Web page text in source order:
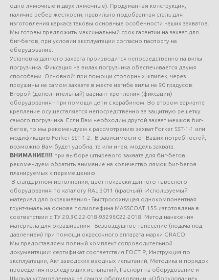
одно лямочные и двух лямочные). Продуманная конструкция,
наличие ребер жесткости, правильно подобранная сталь для
изготовления каркаса таковы основные особенности наших захватов.
Мы готовы предложить максимальный срок гарантии на захват для
биг-бегов, при условии эксплуатации согласно паспорту на
оборудование.
Установка данного захвата производится непосредственно на вилы
погрузчика. Фиксация на вилах погрузчика обеспечивается двумя
способами. Основной: при помощи стопорных шпилек, через
проушины на самом захвате в месте изгиба вилы на 90 градусов.
Второй (дополнительный) вариант крепления (фиксации)
оборудования - при помощи цепи с карабином. Во втором варианте
крепление осуществляется непосредственно за защитную решетку
самого погрузчика. Если Вам необходим другой захват мешков биг-
бегов, то мы рекомендуем к рассмотрению захват Forker SST-1-1 или
модификацию Forker SST-1-2. В зависимости от Ваших потребностей,
возможно Вам будет удобна, та или иная, модель захвата.
ВНИМАНИЕ!!!! при выборе штыревого захвата для биг-бегов
рекомендуем обратить внимание на количество лямок биг-бегов
планируемых к перемещению.
В стандартном исполнении, цвет покраски данного навесного
оборудования по каталогу RAL 3011 (красный). Используемый
материал для окрашивания - Быстросохнущая однокомпонентная
грунт-эмаль на основе полиолефина MASSCOAT 155 изготовлена в
соответствии с ТУ 20.30.22-018-93296022-2018. Метод нанесения
материала для окрашивания - Безвоздушное нанесение (подача под
давлением) при помощи окрасочного аппарата марки GRACO
Мы предоставляем полный комплект сопроводительной
документации: сертификат соответствия ГОСТ Р, Инструкция по
эксплуатации, Акт заводских вводных испытаний, Методика и порядок
проведения последующих испытаний, Паспорт на оборудование и
Шильда установленная на самом оборудовании. «Оборудование»